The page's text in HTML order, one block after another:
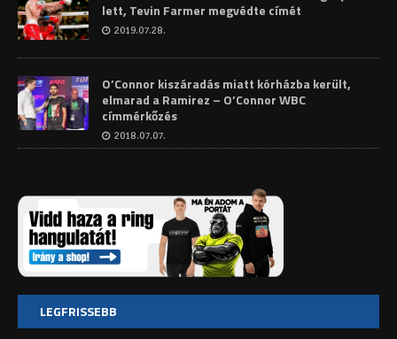
lett, Tevin Farmer megvédte címét
2019.07.28.
O’Connor kiszáradás miatt kórházba került,
elmarad a Ramirez – O’Connor WBC
címmérkőzés
2018.07.07.
LEGFRISSEBB